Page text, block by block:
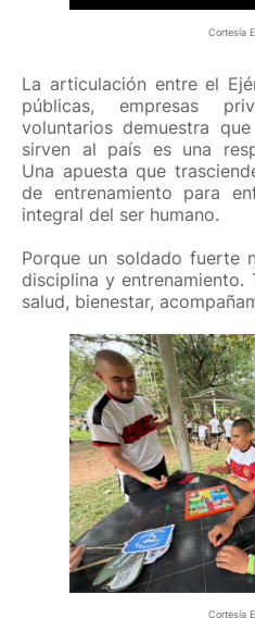
Cortesía
La articulación entre el
públicas, empresas
voluntarios demuestra
sirven al país es una
Una apuesta que
de entrenamiento para
integral del ser humano.
Porque un soldado fuerte
disciplina y entrenamiento.
salud, bienestar,
Cortesía